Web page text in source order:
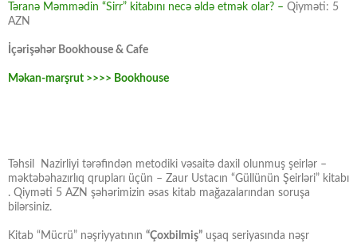
Təranə Məmmədin “Sirr” kitabını necə əldə etmək olar? – Qiyməti: 5
AZN
İçərişəhər Bookhouse & Cafe
Məkan-marşrut >>>> Bookhouse
Təhsil Nazirliyi tərəfindən metodiki vəsaitə daxil olunmuş şeirlər –
məktəbəhazırlıq qrupları üçün – Zaur Ustacın “Güllünün Şeirləri” kitabı
. Qiyməti 5 AZN şəhərimizin əsas kitab mağazalarından soruşa
bilərsiniz.
Kitab “Mücrü” nəşriyyatının “Çoxbilmiş” uşaq seriyasında nəşr